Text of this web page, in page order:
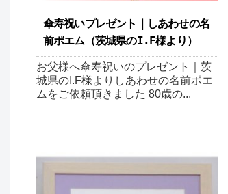
傘寿祝いプレゼント｜しあわせの名
前ポエム（茨城県のI.F様より ）
お父様へ傘寿祝いのプレゼント｜茨
城県のI.F様よりしあわせの名前ポエ
ムをご依頼頂きました 80歳の...